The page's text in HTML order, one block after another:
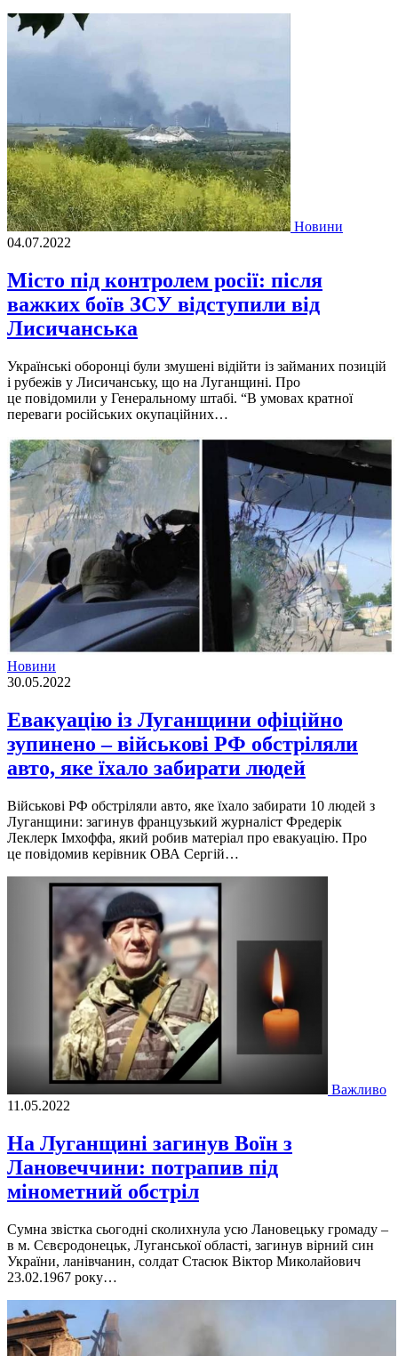
Новини
04.07.2022
Місто під контролем росії: після
важких боїв ЗСУ відступили від
Лисичанська
Українськi оборонцi були змушенi вiдiйти iз займаних позицiй
i рубежiв у Лисичанську, що на Луганщинi. Про
це повiдомили у Генеральному штабi. “В умовах кратної
переваги росiйських окупацiйних…
Новини
30.05.2022
Евакуацію із Луганщини офіційно
зупинено – військові РФ обстріляли
авто, яке їхало забирати людей
Військові РФ обстріляли авто, яке їхало забирати 10 людей з
Луганщини: загинув французький журналіст Фредерік
Леклерк Імхоффа, який робив матеріал про евакуацію. Про
це повідомив керівник ОВА Сергій…
Важливо
11.05.2022
На Луганщині загинув Воїн з
Лановеччини: потрапив під
мінометний обстріл
Сумна звістка сьогодні сколихнула усю Лановецьку громаду –
в м. Сєвєродонецьк, Луганської області, загинув вірний син
України, ланівчанин, солдат Стасюк Віктор Миколайович
23.02.1967 року…